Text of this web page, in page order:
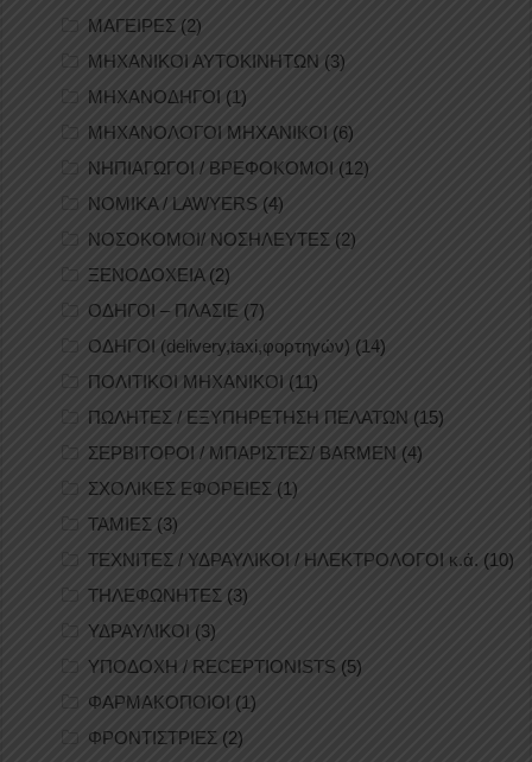
ΜΑΓΕΙΡΕΣ (2)
ΜΗΧΑΝΙΚΟΙ ΑΥΤΟΚΙΝΗΤΩΝ (3)
ΜΗΧΑΝΟΔΗΓΟΙ (1)
ΜΗΧΑΝΟΛΟΓΟΙ ΜΗΧΑΝΙΚΟΙ (6)
ΝΗΠΙΑΓΩΓΟΙ / ΒΡΕΦΟΚΟΜΟΙ (12)
ΝΟΜΙΚΑ / LAWYERS (4)
ΝΟΣΟΚΟΜΟΙ/ ΝΟΣΗΛΕΥΤΕΣ (2)
ΞΕΝΟΔΟΧΕΙΑ(2)
ΟΔΗΓΟΙ – ΠΛΑΣΙΕ (7)
ΟΔΗΓΟΙ (delivery,taxi,φορτηγών) (14)
ΠΟΛΙΤΙΚΟΙ ΜΗΧΑΝΙΚΟΙ (11)
ΠΩΛΗΤΕΣ / ΕΞΥΠΗΡΕΤΗΣΗ ΠΕΛΑΤΩΝ (15)
ΣΕΡΒΙΤΟΡΟΙ / ΜΠΑΡΙΣΤΕΣ/ BARMEN (4)
ΣΧΟΛΙΚΕΣ ΕΦΟΡΕΙΕΣ (1)
ΤΑΜΙΕΣ (3)
ΤΕΧΝΙΤΕΣ / ΥΔΡΑΥΛΙΚΟΙ / ΗΛΕΚΤΡΟΛΟΓΟΙ κ.ά. (10)
ΤΗΛΕΦΩΝΗΤΕΣ (3)
ΥΔΡΑΥΛΙΚΟΙ (3)
ΥΠΟΔΟΧΗ / RECEPTIONISTS (5)
ΦΑΡΜΑΚΟΠΟΙΟΙ (1)
ΦΡΟΝΤΙΣΤΡΙΕΣ (2)